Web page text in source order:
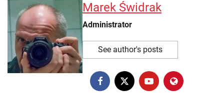
Marek Świdrak
Administrator
See author's posts